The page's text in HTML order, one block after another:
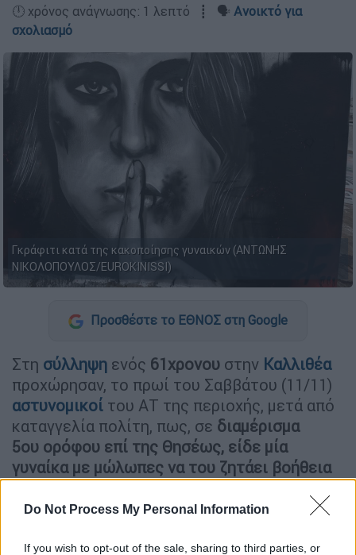
Do Not Process My Personal Information
If you wish to opt-out of the sale, sharing to third parties, or
🕛 χρόνος ανάγνωσης: 1 λεπτό ┋ 🗣️ Ανοικτό για
σχολιασμό
Γκράφιτι κατά της κακοποίησης γυναικών (ΑΝΤΩΝΗΣ
ΝΙΚΟΛΟΠΟΥΛΟΣ/EUROKINISSI)
Προσθέστε το ΕΘΝΟΣ στη Google
Στη σύλληψη ενός 61χρονου στην Καλλιθέα
προχώρησαν, το πρωί του Σαββάτου (11/11)
αστυνομικοί του ΑΤ της περιοχής, μετά από
καταγγελία πολίτη, πως, σε διαμέρισμα
5ου ορόφου επί της Θησέως, είδε μία
γυναίκα με μώλωπες να του ζητάει βοήθεια